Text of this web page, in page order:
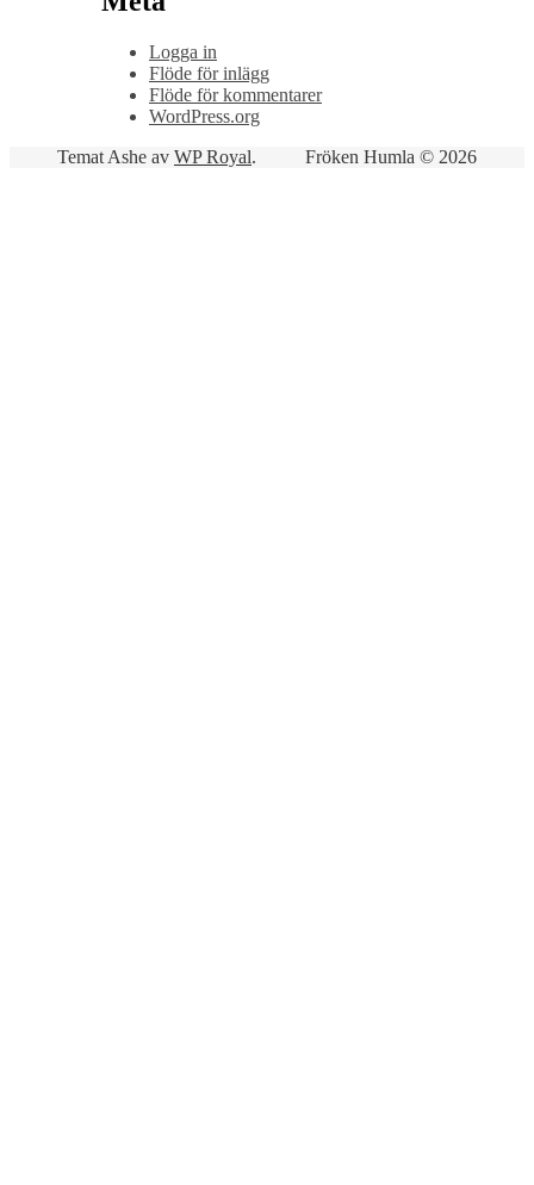
Logga in
Flöde för inlägg
Flöde för kommentarer
WordPress.org
Fröken Humla © 2026
Temat Ashe av WP Royal.